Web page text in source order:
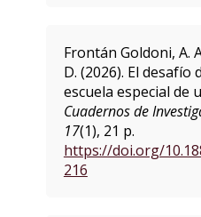
Frontán Goldoni, A.
D. (2026). El desafío
escuela especial de
Cuadernos de
17(1), 21 p.
https://doi.org/
216